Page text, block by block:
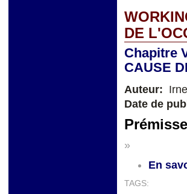
DE
Chapitre
CAUSE
Auteur:
Date de
Prémisse
»
En
TAGS: